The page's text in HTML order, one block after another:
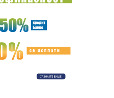
producent: Sarađivao sa
Haris: Udarila oštro po Bajdenu
Володимир ...